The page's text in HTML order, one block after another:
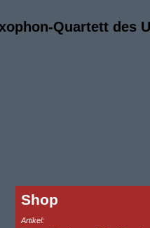
Quartett des
Shop
Artikel: